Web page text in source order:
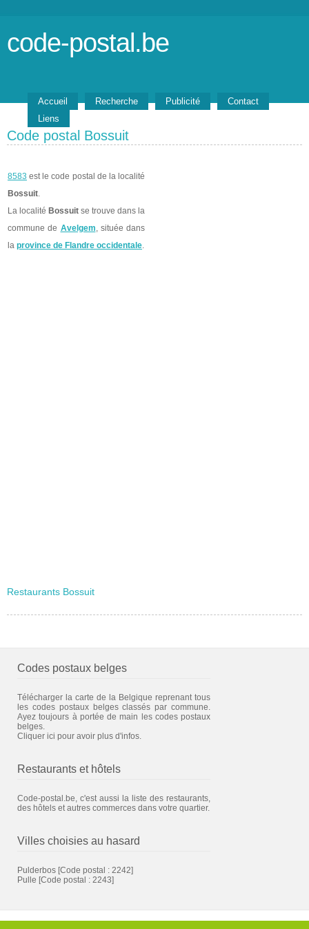
code-postal.be
Accueil Recherche Publicité
Contact
Liens
Code postal Bossuit
8583 est le code postal de la localité
Bossuit.
La localité Bossuit se trouve dans la
commune de Avelgem, située dans
la province de Flandre occidentale.
Restaurants Bossuit
Codes postaux belges
Télécharger la carte de la Belgique reprenant tous
les codes postaux belges classés par commune.
Ayez toujours à portée de main les codes postaux
belges.
Cliquer ici pour avoir plus d'infos.
Restaurants et hôtels
Code-postal.be, c'est aussi la liste des restaurants,
des hôtels et autres commerces dans votre quartier.
Villes choisies au hasard
Pulderbos [Code postal : 2242]
Pulle [Code postal : 2243]